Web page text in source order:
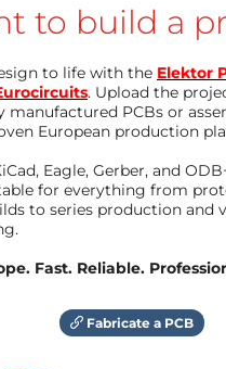
to build a
to life with the Elektor
. Upload the
manufactured PCBs or
European production
Eagle, Gerber, and
for everything from
to series production and
Fast. Reliable.
Fabricate a PCB